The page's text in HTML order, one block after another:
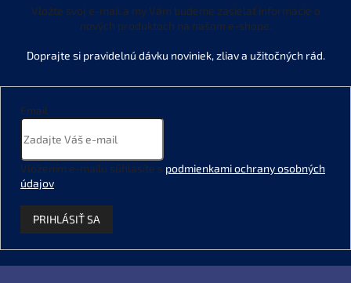
Vložte svoj e-mail a my Vám budeme zasielať informácie o
nových produktoch na našom e-shope.
Email
Vložením e-mailu súhlasíte s podmienkami ochrany osobných
údajov.
PRIHLÁSIŤ SA